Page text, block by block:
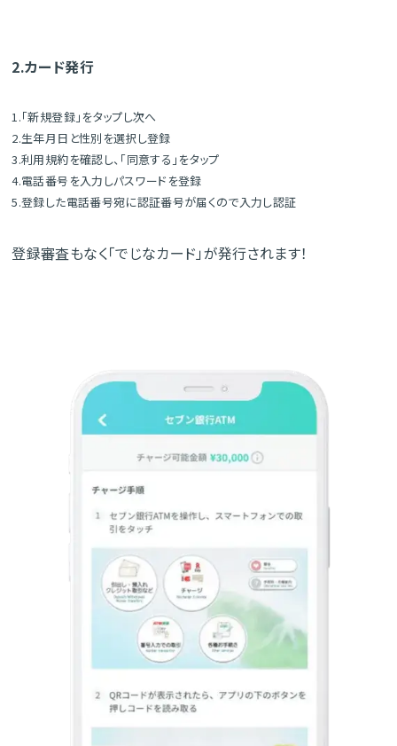
2.カード発行
1.「新規登録」をタップし次へ
2.生年月日と性別を選択し登録
3.利用規約を確認し、「同意する」をタップ
4.電話番号を入力しパスワードを登録
5.登録した電話番号宛に認証番号が届くので入力し認証
登録審査もなく「でじなカード」が発行されます！